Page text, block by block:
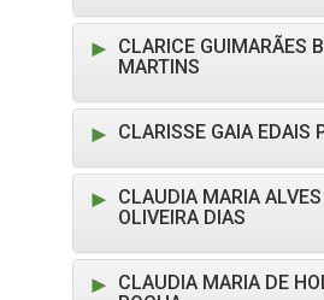
CLARICE GUIMARÃES
MARTINS
CLARISSE GAIA EDAIS
CLAUDIA MARIA
OLIVEIRA DIAS
CLAUDIA MARIA DE